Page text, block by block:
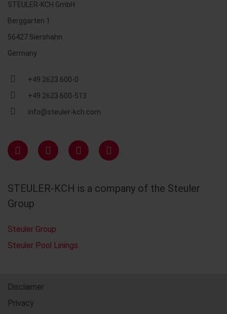
STEULER-KCH GmbH
Berggarten 1
56427 Siershahn
Germany
+49 2623 600-0
+49 2623 600-513
info@steuler-kch.com
STEULER-KCH is a company of the Steuler
Group
Steuler Group
Steuler Pool Linings
Disclaimer
Privacy